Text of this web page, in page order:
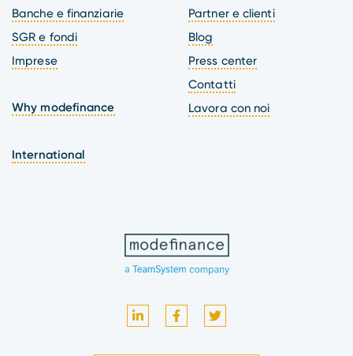
Banche e finanziarie
SGR e fondi
Imprese
Why modefinance
International
Partner e clienti
Blog
Press center
Contatti
Lavora con noi